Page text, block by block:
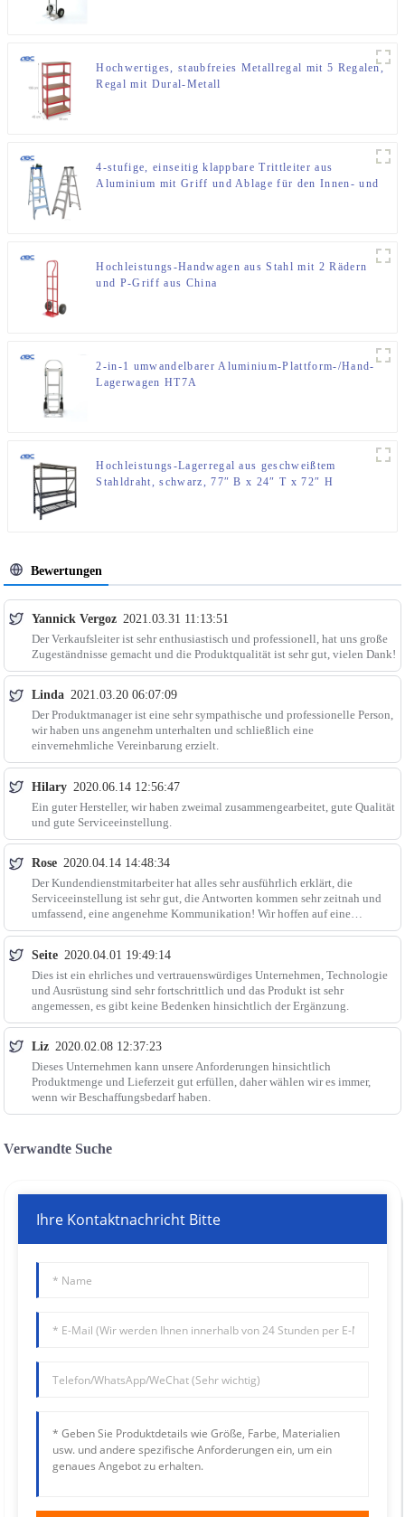
Hochwertiges, staubfreies Metallregal mit 5 Regalen,
Regal mit Dural-Metall
4-stufige, einseitig klappbare Trittleiter aus
Aluminium mit Griff und Ablage für den Innen- und
Hochleistungs-Handwagen aus Stahl mit 2 Rädern
und P-Griff aus China
2-in-1 umwandelbarer Aluminium-Plattform-/Hand-
Lagerwagen HT7A
Hochleistungs-Lagerregal aus geschweißtem
Stahldraht, schwarz, 77″ B x 24″ T x 72″ H
Bewertungen
Yannick Vergoz 2021.03.31 11:13:51
Der Verkaufsleiter ist sehr enthusiastisch und professionell, hat uns große
Zugeständnisse gemacht und die Produktqualität ist sehr gut, vielen Dank!
Linda 2021.03.20 06:07:09
Der Produktmanager ist eine sehr sympathische und professionelle Person,
wir haben uns angenehm unterhalten und schließlich eine
einvernehmliche Vereinbarung erzielt.
Hilary 2020.06.14 12:56:47
Ein guter Hersteller, wir haben zweimal zusammengearbeitet, gute Qualität
und gute Serviceeinstellung.
Rose 2020.04.14 14:48:34
Der Kundendienstmitarbeiter hat alles sehr ausführlich erklärt, die
Serviceeinstellung ist sehr gut, die Antworten kommen sehr zeitnah und
umfassend, eine angenehme Kommunikation! Wir hoffen auf eine
mögliche Zusammenarbeit.
Seite 2020.04.01 19:49:14
Dies ist ein ehrliches und vertrauenswürdiges Unternehmen, Technologie
und Ausrüstung sind sehr fortschrittlich und das Produkt ist sehr
angemessen, es gibt keine Bedenken hinsichtlich der Ergänzung.
Liz 2020.02.08 12:37:23
Dieses Unternehmen kann unsere Anforderungen hinsichtlich
Produktmenge und Lieferzeit gut erfüllen, daher wählen wir es immer,
wenn wir Beschaffungsbedarf haben.
Verwandte Suche
Ihre Kontaktnachricht Bitte